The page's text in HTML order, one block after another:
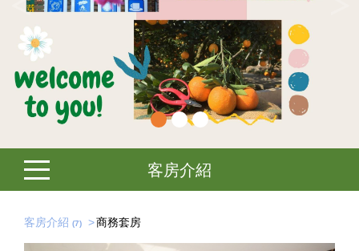
客房介紹
客房介紹 7 商務套房